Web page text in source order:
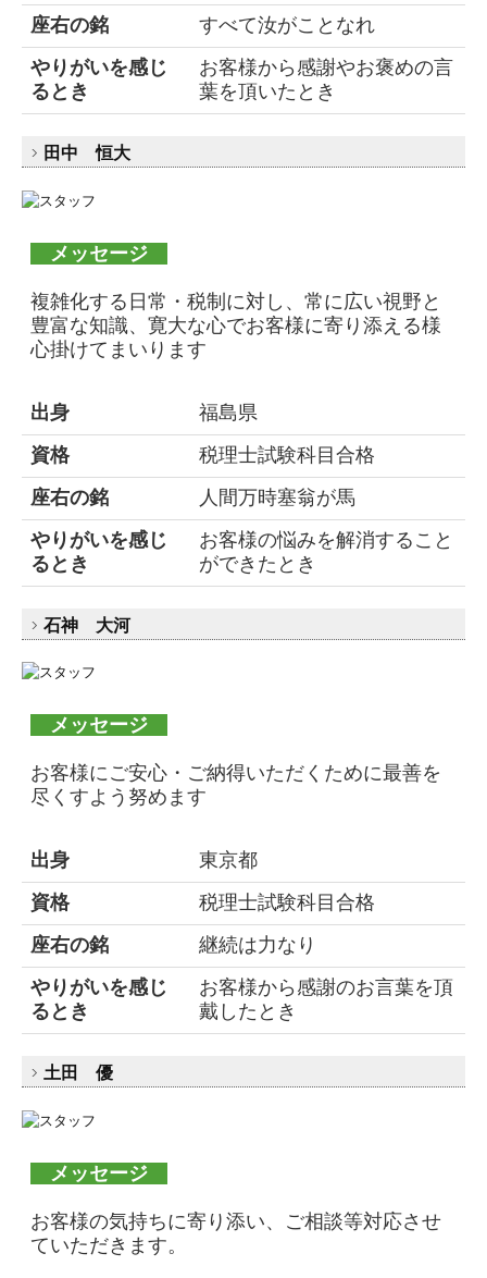
座右の銘
すべて汝がことなれ
やりがいを感じ
るとき
お客様から感謝やお褒めの言
葉を頂いたとき
田中 恒大
メッセージ
複雑化する日常・税制に対し、常に広い視野と
豊富な知識、寛大な心でお客様に寄り添える様
心掛けてまいります
出身
福島県
資格
税理士試験科目合格
座右の銘
人間万時塞翁が馬
やりがいを感じ
るとき
お客様の悩みを解消すること
ができたとき
石神 大河
メッセージ
お客様にご安心・ご納得いただくために最善を
尽くすよう努めます
出身
東京都
資格
税理士試験科目合格
座右の銘
継続は力なり
やりがいを感じ
るとき
お客様から感謝のお言葉を頂
戴したとき
土田 優
メッセージ
お客様の気持ちに寄り添い、ご相談等対応させ
ていただきます。